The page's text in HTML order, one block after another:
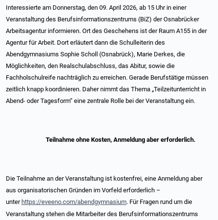
Interessierte am Donnerstag, den 09. April 2026, ab 15 Uhr in einer
Veranstaltung des Berufsinformationszentrums (BiZ) der Osnabrücker
Arbeitsagentur informieren. Ort des Geschehens ist der Raum A155 in der
Agentur für Arbeit. Dort erläutert dann die Schulleiterin des
Abendgymnasiums Sophie Scholl (Osnabrück), Marie Derkes, die
Möglichkeiten, den Realschulabschluss, das Abitur, sowie die
Fachholschulreife nachträglich zu erreichen. Gerade Berufstätige müssen
zeitlich knapp koordinieren. Daher nimmt das Thema „Teilzeitunterricht in
Abend- oder Tagesform“ eine zentrale Rolle bei der Veranstaltung ein.
Teilnahme ohne Kosten, Anmeldung aber erforderlich.
Die Teilnahme an der Veranstaltung ist kostenfrei, eine Anmeldung aber
aus organisatorischen Gründen im Vorfeld erforderlich –
unter https://eveeno.com/abendgymnasium. Für Fragen rund um die
Veranstaltung stehen die Mitarbeiter des Berufsinformationszentrums